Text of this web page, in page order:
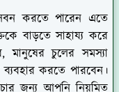
করতে পারেন এতে
বাড়তে সাহায্য করে
মানুষের চুলের সমস্যা
করতে পারবেন।